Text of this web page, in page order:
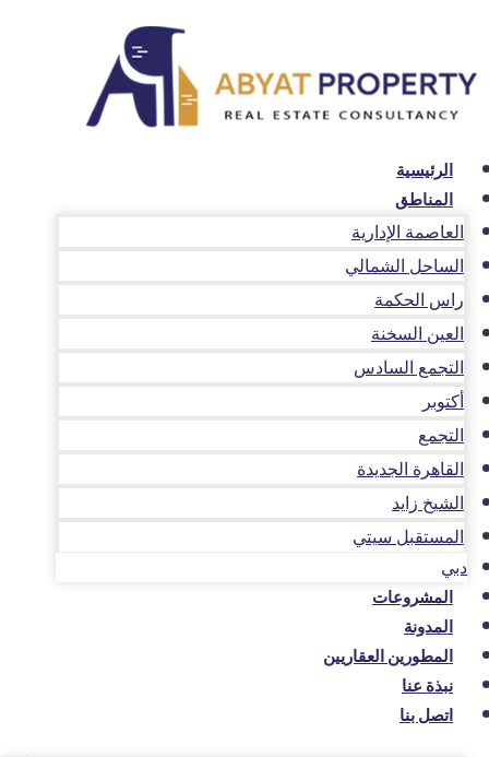
المحتوى
الرئيسية
المناطق
العاصمة الإدارية
الساحل الشمالي
راس الحكمة
العين السخنة
التجمع السادس
أكتوبر
التجمع
القاهرة الجديدة
الشيخ زايد
المستقبل سيتي
دبي
المشروعات
المدونة
المطورين العقاريين
نبذة عنا
اتصل بنا